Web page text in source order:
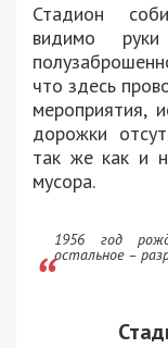
Стадион
видимо
что здесь
мероприятия,
дорожки
так же как и
мусора.
1956 год
остальное –